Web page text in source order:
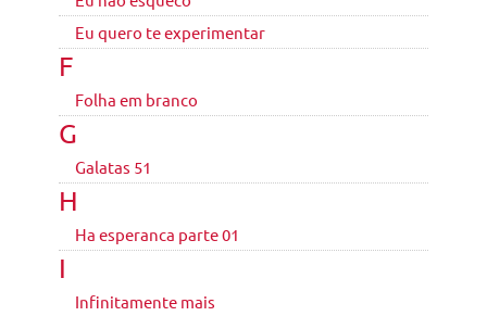
Eu quero te experimentar
F
Folha em branco
G
Galatas 51
H
Ha esperanca parte 01
I
Infinitamente mais